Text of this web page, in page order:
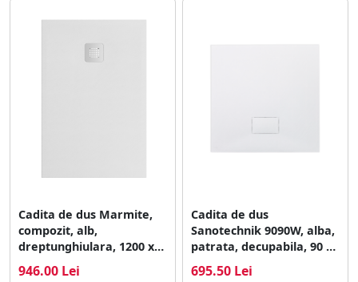
si intretinerea.
Cadita de dus Marmite,
compozit, alb,
dreptunghiulara, 1200 x
946.00 Lei
Cadita de dus
Sanotechnik 9090W, alba,
patrata, decupabila, 90 x
695.50 Lei